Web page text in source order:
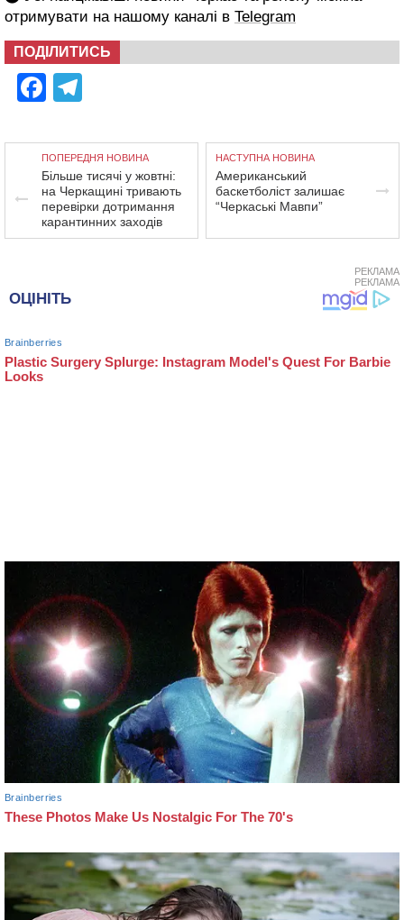
отримувати на нашому каналі в Telegram
ПОДІЛИТИСЬ
Facebook
ПОПЕРЕДНЯ НОВИНА
Більше тисячі у жовтні:
на Черкащині тривають
перевірки дотримання
карантинних заходів
НАСТУПНА НОВИНА
Американський
баскетболіст залишає
“Черкаські Мавпи”
РЕКЛАМА
РЕКЛАМА